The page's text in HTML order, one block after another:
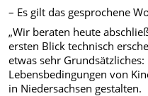
– Es gilt das gesprochene
„Wir beraten heute
ersten Blick technisch
etwas sehr
Lebensbedingungen von
in Niedersachsen gestalten.